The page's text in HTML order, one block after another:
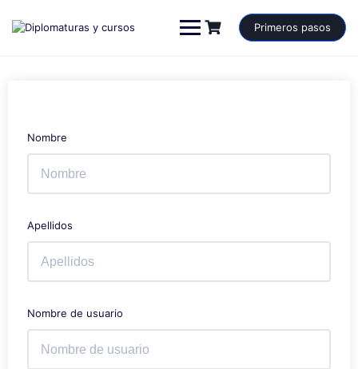
contenido
Primeros pasos
Nombre
Apellidos
Nombre de usuario